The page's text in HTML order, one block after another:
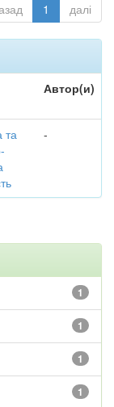
1 далі
Автор(и)
та
-
1
1
1
1